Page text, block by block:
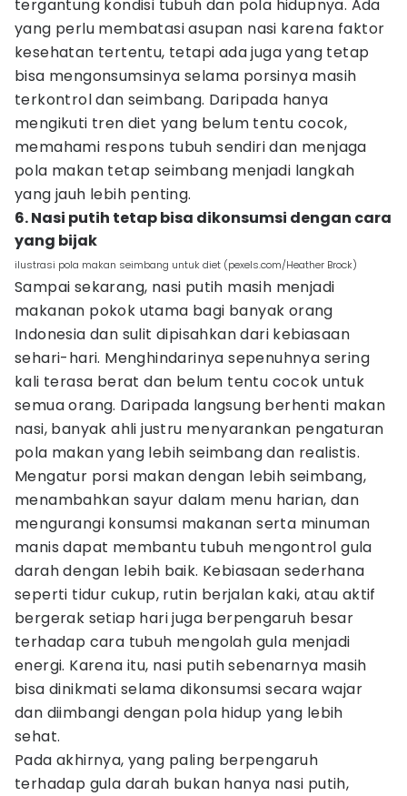
tergantung kondisi tubuh dan pola hidupnya. Ada
yang perlu membatasi asupan nasi karena faktor
kesehatan tertentu, tetapi ada juga yang tetap
bisa mengonsumsinya selama porsinya masih
terkontrol dan seimbang. Daripada hanya
mengikuti tren diet yang belum tentu cocok,
memahami respons tubuh sendiri dan menjaga
pola makan tetap seimbang menjadi langkah
yang jauh lebih penting.
6. Nasi putih tetap bisa dikonsumsi dengan cara
yang bijak
ilustrasi pola makan seimbang untuk diet (pexels.com/Heather Brock)
Sampai sekarang, nasi putih masih menjadi
makanan pokok utama bagi banyak orang
Indonesia dan sulit dipisahkan dari kebiasaan
sehari-hari. Menghindarinya sepenuhnya sering
kali terasa berat dan belum tentu cocok untuk
semua orang. Daripada langsung berhenti makan
nasi, banyak ahli justru menyarankan pengaturan
pola makan yang lebih seimbang dan realistis.
Mengatur porsi makan dengan lebih seimbang,
menambahkan sayur dalam menu harian, dan
mengurangi konsumsi makanan serta minuman
manis dapat membantu tubuh mengontrol gula
darah dengan lebih baik. Kebiasaan sederhana
seperti tidur cukup, rutin berjalan kaki, atau aktif
bergerak setiap hari juga berpengaruh besar
terhadap cara tubuh mengolah gula menjadi
energi. Karena itu, nasi putih sebenarnya masih
bisa dinikmati selama dikonsumsi secara wajar
dan diimbangi dengan pola hidup yang lebih
sehat.
Pada akhirnya, yang paling berpengaruh
terhadap gula darah bukan hanya nasi putih,